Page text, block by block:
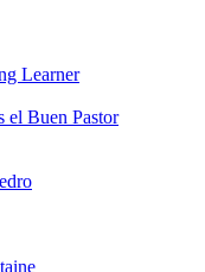
Learner
el Buen Pastor